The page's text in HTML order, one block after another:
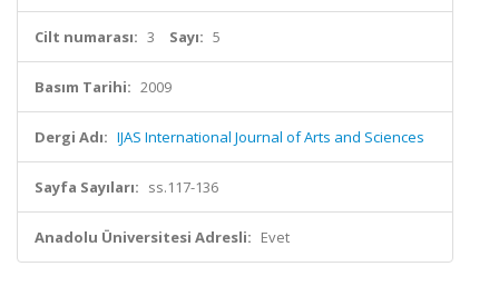
Cilt numarası: 3 Sayı: 5
Basım Tarihi: 2009
Dergi Adı: IJAS International Journal of Arts and Sciences
Sayfa Sayıları: ss.117-136
Anadolu Üniversitesi Adresli: Evet